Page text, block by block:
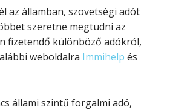
az államban, szövetségi adót
szeretne megtudni az
fizetendő különböző adókról,
weboldalra Immihelp és
állami szintű forgalmi adó,